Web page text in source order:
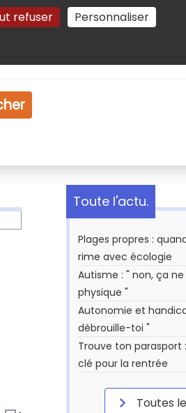
refuser Personnaliser
Gestion des cookies
Toute l'actu.
Plages propres :
rime avec écologie
Autisme : " non, ça
physique "
Autonomie et
débrouille-toi "
Trouve ton parasport
clé pour la rentrée
Toutes